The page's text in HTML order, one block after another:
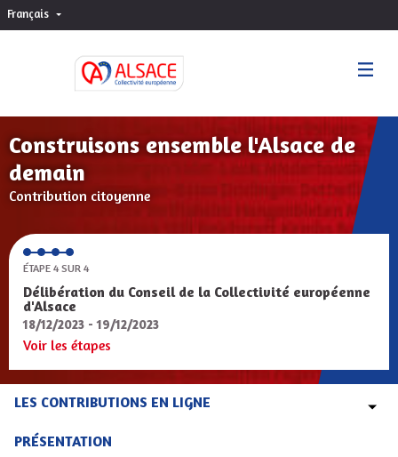
Français Choisir la langue
Construisons ensemble l'Alsace de
demain
Contribution citoyenne
ÉTAPE 4 SUR 4
Délibération du Conseil de la Collectivité européenne
d'Alsace
18/12/2023 - 19/12/2023
Voir les étapes
LES CONTRIBUTIONS EN LIGNE
PRÉSENTATION